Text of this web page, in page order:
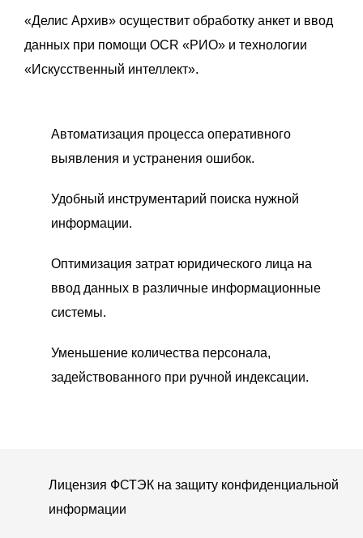
«Делис Архив» осуществит обработку анкет и ввод
данных при помощи OCR «РИО» и технологии
«Искусственный интеллект».
Автоматизация процесса оперативного
выявления и устранения ошибок.
Удобный инструментарий поиска нужной
информации.
Оптимизация затрат юридического лица на
ввод данных в различные информационные
системы.
Уменьшение количества персонала,
задействованного при ручной индексации.
Лицензия ФСТЭК на защиту конфиденциальной
информации